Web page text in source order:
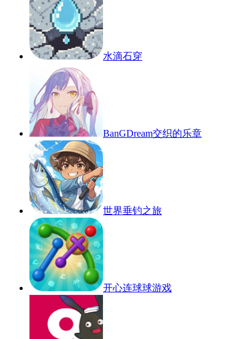
水滴石穿
BanGDream交织的乐章
世界垂钓之旅
开心连球球游戏